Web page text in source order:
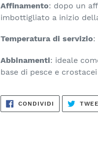
Affinamento: dopo un
imbottigliato a inizio
Temperatura di servizio:
Abbinamenti: ideale
base di pesce e crostacei
CONDIVIDI CONDIVIDI
FACEBOOK